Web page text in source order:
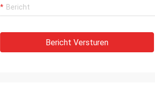
Bericht Versturen